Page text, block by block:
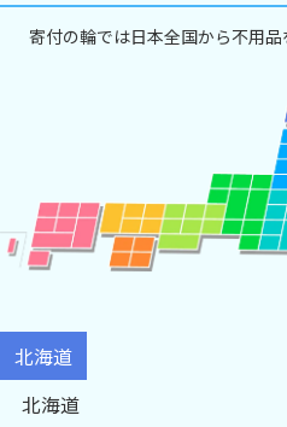
寄付の輪では日本全国から不用品
北海道
北海道